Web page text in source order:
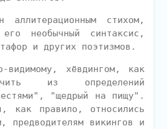
аллитерационным стихом,
необычный синтаксис,
и других поэтизмов.
видимому, хёвдингом, как
из определений
"щедрый на пищу".
как правило, относились
предводителям викингов и